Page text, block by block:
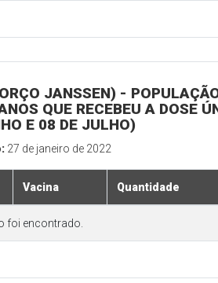
JANSSEN) -
QUE RECEBEU A DOSE
E 08 DE JULHO)
27 de janeiro de 2022
Vacina Quantidade
foi encontrado.